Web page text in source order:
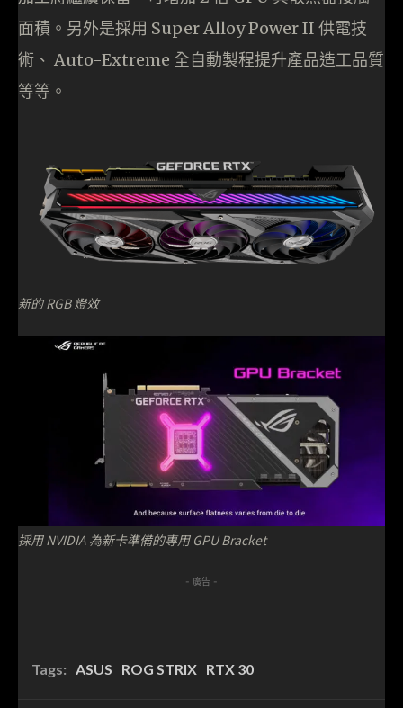
面積。另外是採用 Super Alloy Power II 供電技
術、 Auto-Extreme 全自動製程提升產品造工品質
等等。
新的 RGB 燈效
採用 NVIDIA 為新卡準備的專用 GPU Bracket
- 廣告 -
Tags: ASUS ROG STRIX RTX 30